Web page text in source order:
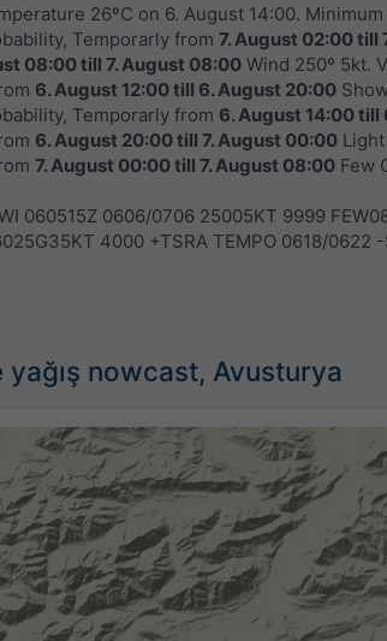
26ºC on 6. August 14:00.
Temporarly from 7. August 02:00till
08:00till 7. August 08:00 Wind 250º 5kt.
6. August 12:00till 6. August 20:00
Temporarly from 6. August 14:00till
6. August 20:00till 7. August 00:00
7. August 00:00till 7. August 08:00 Few
060515Z 0606/0706 25005KT 9999
4000 +TSRA TEMPO 0618/0622
yağış nowcast, Avusturya